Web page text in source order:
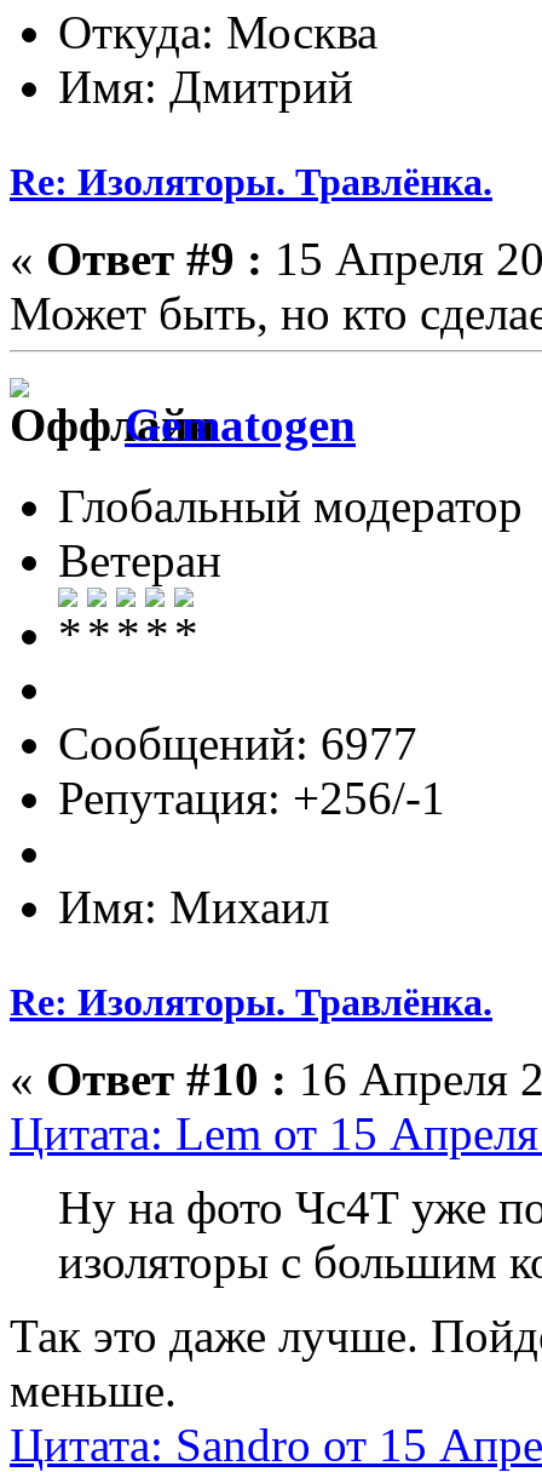
Откуда: Москва
Имя: Дмитрий
Re: Изоляторы. Травлёнка.
« Ответ #9 : 15 Апреля
Может быть, но кто
Gematogen
Глобальный модератор
Ветеран
Сообщений: 6977
Репутация: +256/-1
Имя: Михаил
Re: Изоляторы. Травлёнка.
« Ответ #10 : 16 Апреля
Цитата: Lem от 15
Ну на фото Чс4Т уже
изоляторы с большим
Так это даже лучше.
меньше.
Цитата: Sandro от 15